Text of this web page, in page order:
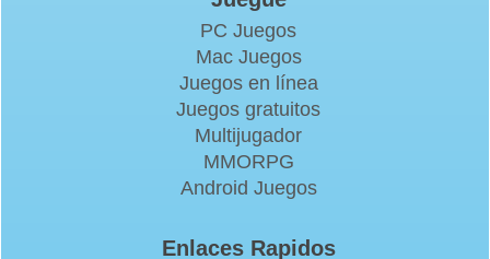
PC Juegos
Mac Juegos
Juegos en línea
Juegos gratuitos
Multijugador
MMORPG
Android Juegos
Enlaces Rapidos